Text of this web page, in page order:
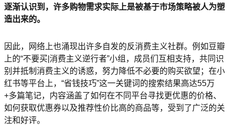
逐渐认识到，许多购物需求实际上是被基于市场策略被人为塑
造出来的。
因此，网络上也涌现出许多自发的反消费主义社群。例如豆瓣
上的“不要买|消费主义逆行者”小组，成员们互相支持，共同识
别并抵制消费主义的诱惑，努力降低不必要的购买欲望；在小
红书等平台上，“省钱技巧”这一关键词的搜索结果高达55万
+多篇笔记，内容涵盖了如何在不同平台寻找更优惠的价格、
如何获取优惠券以及推荐性价比高的商品等，受到了广泛的关
注和好评。